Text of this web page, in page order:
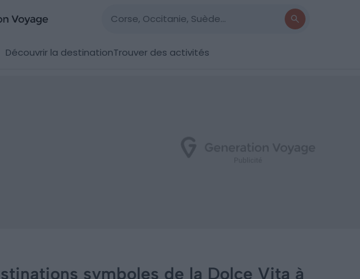
Découvrir la destinationTrouver des activités
symboles de la Dolce Vita à